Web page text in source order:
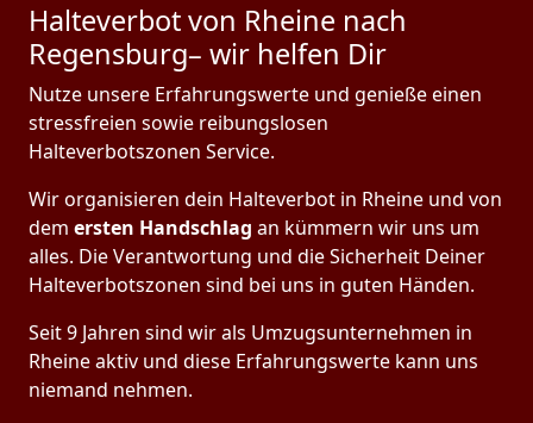
Halteverbot von Rheine nach
Regensburg– wir helfen Dir
Nutze unsere Erfahrungswerte und genieße einen
stressfreien sowie reibungslosen
Halteverbotszonen Service.
Wir organisieren dein Halteverbot in Rheine und von
dem ersten Handschlag an kümmern wir uns um
alles. Die Verantwortung und die Sicherheit Deiner
Halteverbotszonen sind bei uns in guten Händen.
Seit 9 Jahren sind wir als Umzugsunternehmen in
Rheine aktiv und diese Erfahrungswerte kann uns
niemand nehmen.